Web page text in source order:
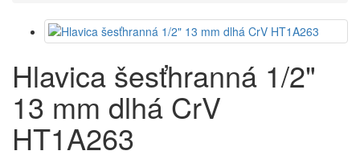
Hlavica šesťhranná 1/2"
13 mm dlhá CrV
HT1A263